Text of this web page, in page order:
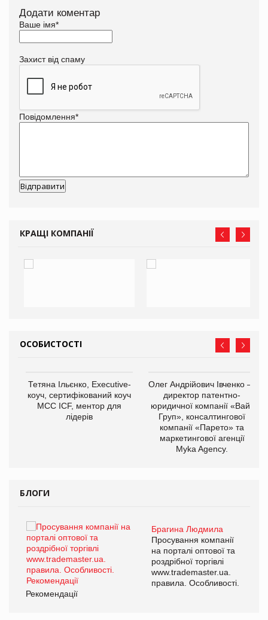
Додати коментар
Ваше імя*
Захист від спаму
Повідомлення*
КРАЩІ КОМПАНІЇ
ОСОБИСТОСТІ
Тетяна Ільєнко, Executive-
коуч, сертифікований коуч
МСС ICF, ментор для
лідерів
Олег Андрійович Івченко —
директор патентно-
юридичної компанії «Вайз
Груп», консалтингової
компанії «Парето» та
маркетингової агенції
Myka Agency.
БЛОГИ
Брагина Людмила
Просування компанії
на порталі оптової та
роздрібної торгівлі
www.trademaster.ua.
правила. Особливості.
Рекомендації